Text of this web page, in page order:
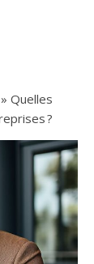
» Quelles
?